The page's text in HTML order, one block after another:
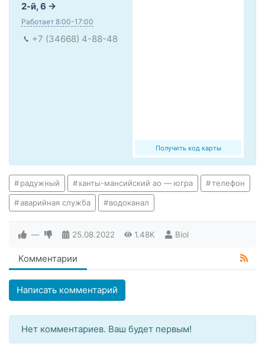
Получить код карты
2-й, 6
Работает 8:00-17:00
+7 (34668) 4-88-48
радужный ханты-мансийский ао — югра телефон
аварийная служба водоканал
— 25.08.2022 1.48K Biol
Комментарии
Написать комментарий
Нет комментариев. Ваш будет первым!